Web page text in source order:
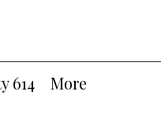
614 More